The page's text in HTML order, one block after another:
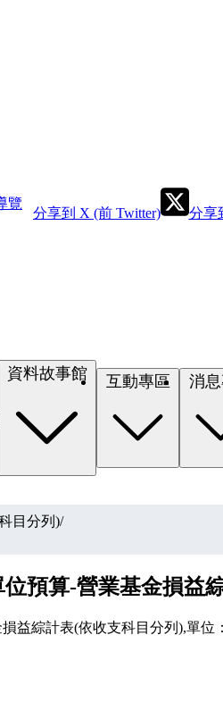
覽
分享到 X (前 Twitter) 分享
資料故事館
目分列)/
預算-營業基金損益
益綜計表(依收支科目分列),單位